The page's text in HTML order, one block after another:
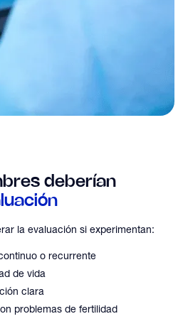
deberían
la evaluación si experimentan:
o recurrente
de vida
clara
problemas de fertilidad